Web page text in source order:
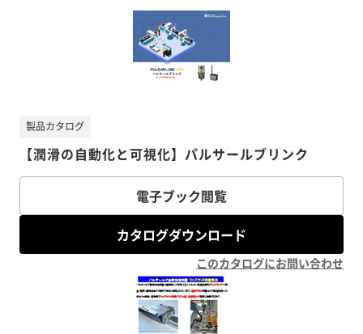
【潤滑の自動化と可視化】パルサールブリンク
製品カタログ
電子ブック閲覧
カタログダウンロード
このカタログにお問い合わせ